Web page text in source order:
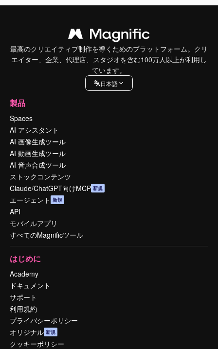
最高のクリエイティブ制作を導くためのプラットフォーム。クリ
エイター、企業、代理店、スタジオを含む100万人以上が利用し
ています。
日本語
製品
Spaces
AI アシスタント
AI 画像生成ツール
AI 動画生成ツール
AI 音声合成ツール
ストックコンテンツ
Claude/ChatGPT向けMCP 新規
エージェント 新規
API
モバイルアプリ
すべてのMagnificツール
はじめに
Academy
ドキュメント
サポート
利用規約
プライバシーポリシー
オリジナル 新規
クッキーポリシー